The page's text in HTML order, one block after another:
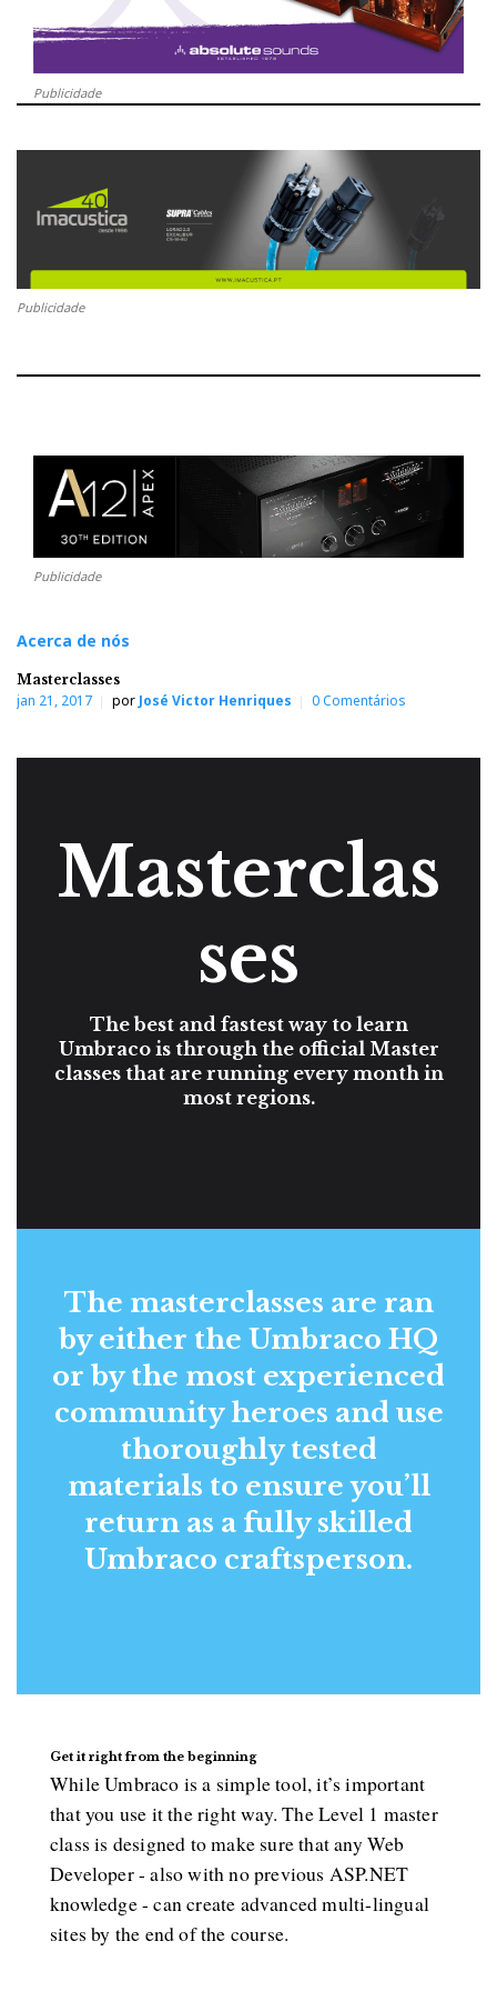
Publicidade
Publicidade
Publicidade
Acerca de nós
Masterclasses
jan 21, 2017 por José Victor Henriques 0 Comentários
Masterclas
ses
The best and fastest way to learn
Umbraco is through the official Master
classes that are running every month in
most regions.
The masterclasses are ran
by either the Umbraco HQ
or by the most experienced
community heroes and use
thoroughly tested
materials to ensure you’ll
return as a fully skilled
Umbraco craftsperson.
Get it right from the beginning
While Umbraco is a simple tool, it’s important
that you use it the right way. The Level 1 master
class is designed to make sure that any Web
Developer - also with no previous ASP.NET
knowledge - can create advanced multi-lingual
sites by the end of the course.